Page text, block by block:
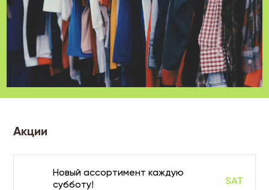
Акции
Новый ассортимент каждую
субботу!